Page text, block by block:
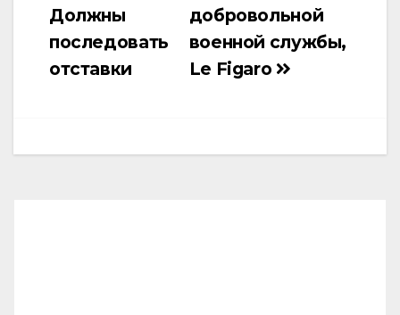
добровольной
военной службы,
Le Figaro
Должны
последовать
отставки